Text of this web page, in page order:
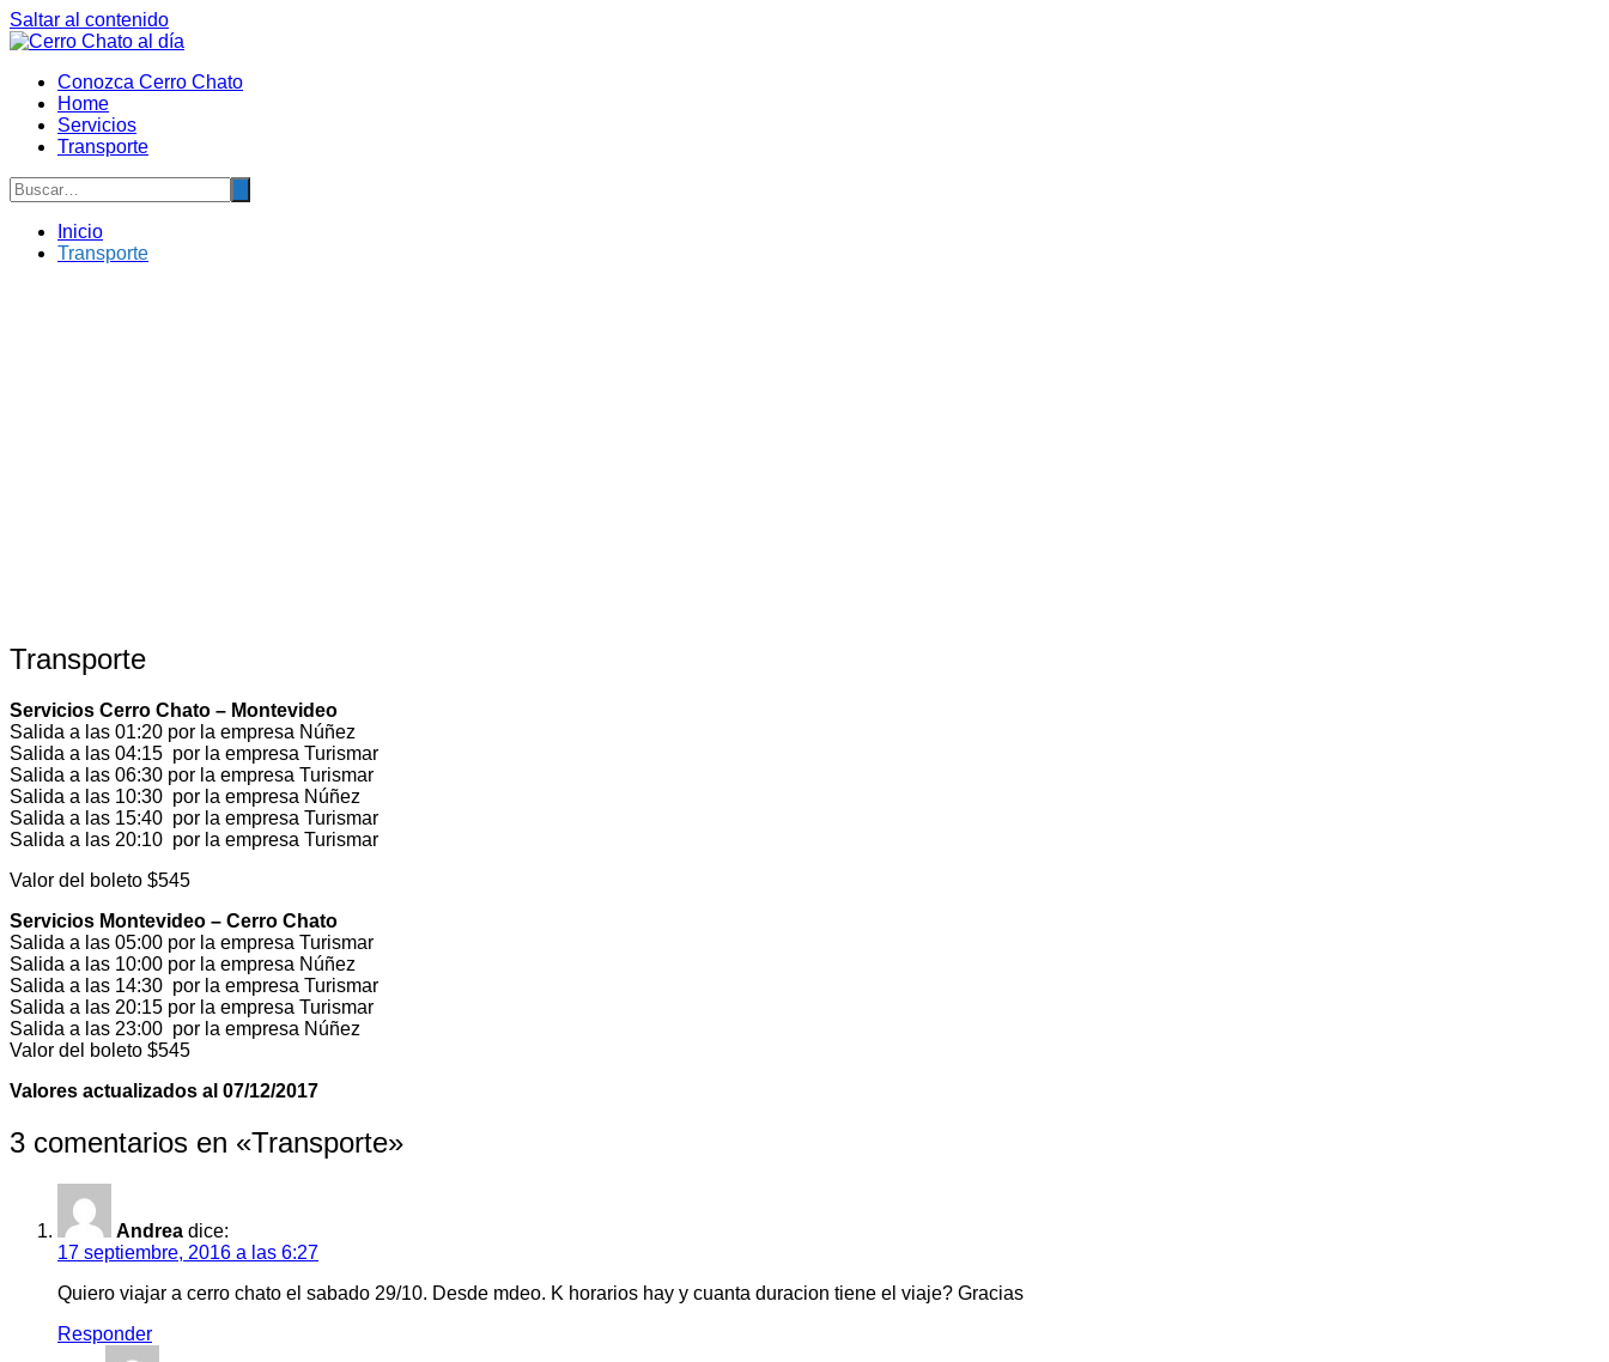
Saltar al contenido
Conozca Cerro Chato
Home
Servicios
Transporte
Inicio
Transporte
Transporte
Servicios Cerro Chato – Montevideo
Salida a las 01:20 por la empresa Núñez
Salida a las 04:15 por la empresa Turismar
Salida a las 06:30 por la empresa Turismar
Salida a las 10:30 por la empresa Núñez
Salida a las 15:40 por la empresa Turismar
Salida a las 20:10 por la empresa Turismar
Valor del boleto $545
Servicios Montevideo – Cerro Chato
Salida a las 05:00 por la empresa Turismar
Salida a las 10:00 por la empresa Núñez
Salida a las 14:30 por la empresa Turismar
Salida a las 20:15 por la empresa Turismar
Salida a las 23:00 por la empresa Núñez
Valor del boleto $545
Valores actualizados al 07/12/2017
3 comentarios en «Transporte»
Andrea dice:
17 septiembre, 2016 a las 6:27
Quiero viajar a cerro chato el sabado 29/10. Desde mdeo. K horarios hay y cuanta duracion tiene el viaje? Gracias
Responder